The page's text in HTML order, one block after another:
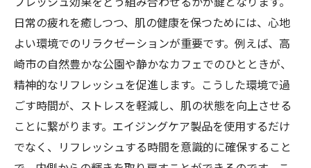
日常の疲れを癒しつつ、肌の健康を保つためには、心地
よい環境でのリラクゼーションが重要です。例えば、高
崎市の自然豊かな公園や静かなカフェでのひとときが、
精神的なリフレッシュを促進します。こうした環境で過
ごす時間が、ストレスを軽減し、肌の状態を向上させる
ことに繋がります。エイジングケア製品を使用するだけ
でなく、リフレッシュする時間を意識的に確保すること